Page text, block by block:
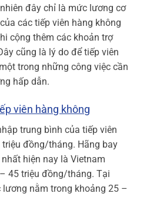
đây chỉ là mức lương cơ
các tiếp viên hàng không
cộng thêm các khoản trợ
cũng là lý do để tiếp viên
trong những công việc cần
hấp dẫn.
viên hàng không
trung bình của tiếp viên
đồng/tháng. Hãng bay
hiện nay là Vietnam
45 triệu đồng/tháng. Tại
lương nằm trong khoảng 25 –